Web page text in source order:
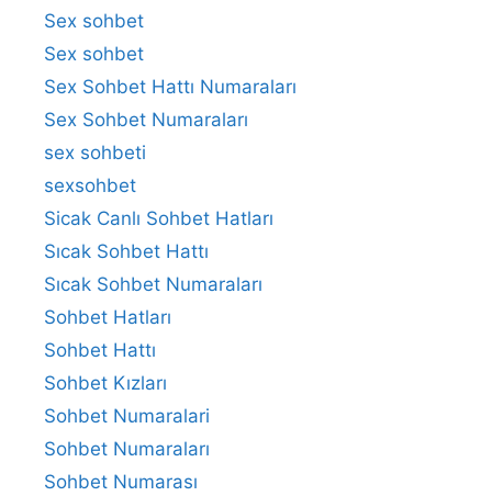
Sex sohbet
Sex sohbet
Sex Sohbet Hattı Numaraları
Sex Sohbet Numaraları
sex sohbeti
sexsohbet
Sicak Canlı Sohbet Hatları
Sıcak Sohbet Hattı
Sıcak Sohbet Numaraları
Sohbet Hatları
Sohbet Hattı
Sohbet Kızları
Sohbet Numaralari
Sohbet Numaraları
Sohbet Numarası